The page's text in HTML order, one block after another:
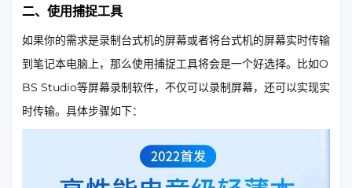
二、使用捕捉工具
如果你的需求是录制台式机的屏幕或者将台式机的屏幕实时传输
到笔记本电脑上，那么使用捕捉工具将会是一个好选择。比如O
BS Studio等屏幕录制软件，不仅可以录制屏幕，还可以实现实
时传输。具体步骤如下：